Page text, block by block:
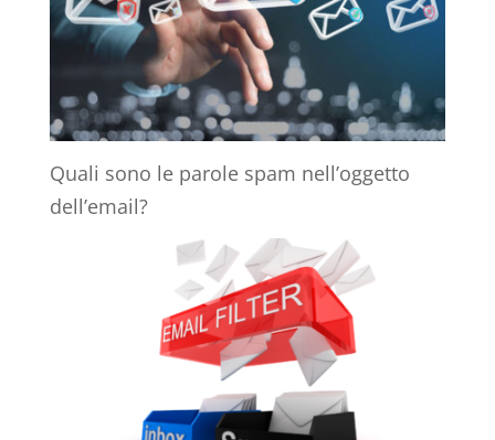
Quali sono le parole spam nell’oggetto
dell’email?